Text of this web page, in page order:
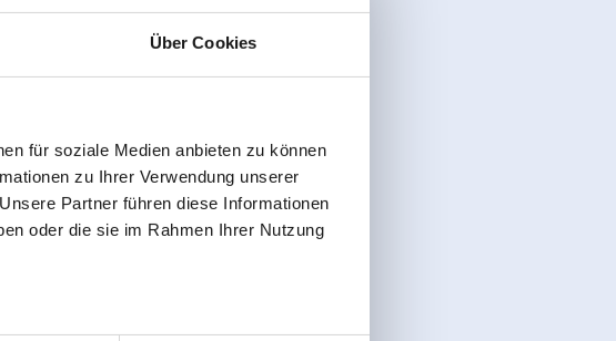
Über Cookies
für soziale Medien anbieten zu können
zu Ihrer Verwendung unserer
Partner führen diese Informationen
oder die sie im Rahmen Ihrer Nutzung